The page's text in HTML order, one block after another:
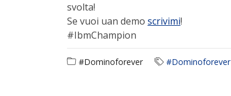
svolta!
Se vuoi uan demo scrivimi!
#IbmChampion
#Dominoforever #Dominoforever